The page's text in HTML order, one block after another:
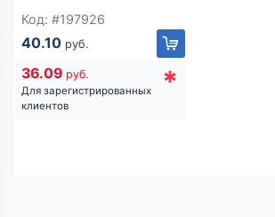
Код: #197926
40.10 руб.
36.09 руб.
Для зарегистрированных
клиентов
*